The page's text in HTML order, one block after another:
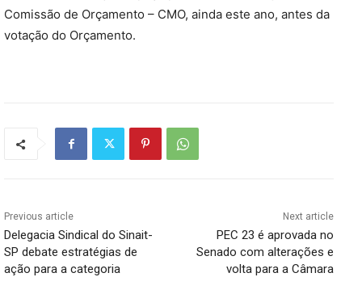
Comissão de Orçamento – CMO, ainda este ano, antes da
votação do Orçamento.
Previous article
Delegacia Sindical do Sinait-
SP debate estratégias de
ação para a categoria
Next article
PEC 23 é aprovada no
Senado com alterações e
volta para a Câmara